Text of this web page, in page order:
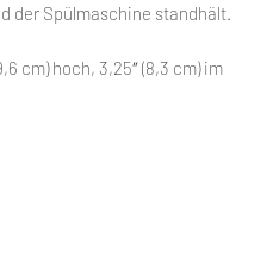
der Spülmaschine standhält.
cm) hoch, 3,25″ (8,3 cm) im